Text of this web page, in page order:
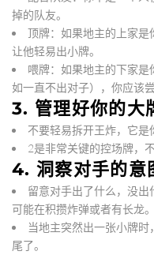
掉的队友。
顶牌：如果地主的上家是
让他轻易出小牌。
喂牌：如果地主的下家
如一直不出对子），你应该
3. 管理好你的大
不要轻易拆开王炸，它是
2是非常关键的控场牌，
4. 洞察对手的意
留意对手出了什么，没
可能在积攒炸弹或者有长龙。
当地主突然出一张小牌
尾了。